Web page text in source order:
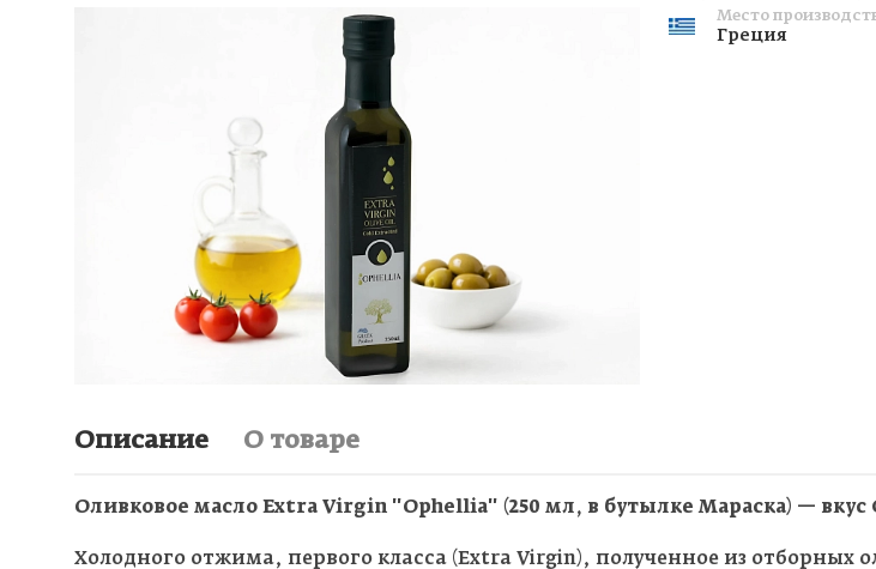
Место
Греция
Описание О товаре
Оливковое масло Extra Virgin "Ophellia" (250 мл, в бутылке Мараска) —
Холодного отжима, первого класса (Extra Virgin), полученное из отборных